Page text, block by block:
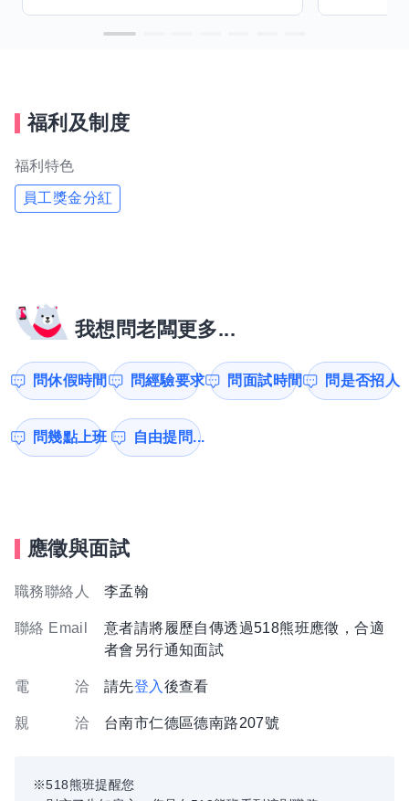
福利及制度
福利特色
員工獎金分紅
我想問老闆更多...
問休假時間 問經驗要求 問面試時間 問是否招人
問幾點上班 自由提問...
應徵與面試
職務聯絡人 李孟翰
聯絡 Email
意者請將履歷自傳透過518熊班應徵，合適
者會另行通知面試
電 洽 請先登入 後查看
親 洽 台南市仁德區德南路207號
※518熊班提醒您